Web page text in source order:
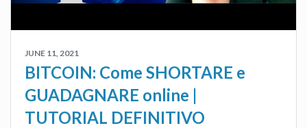
JUNE 11, 2021
BITCOIN: Come SHORTARE e
GUADAGNARE online |
TUTORIAL DEFINITIVO